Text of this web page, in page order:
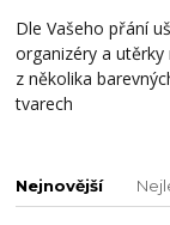
Dle Vašeho přání
organizéry a
z několika
tvarech
Nejnovější